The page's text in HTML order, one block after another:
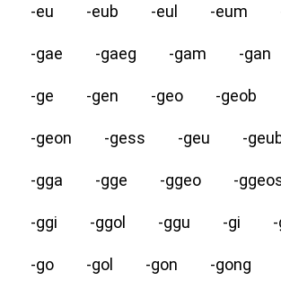
-eu -eub -eul -eum
-gae -gaeg -gam -gan
-ge -gen -geo -geob
-geon -gess -geu -
-gga -gge -ggeo -
-ggi -ggol -ggu -gi
-go -gol -gon -gong